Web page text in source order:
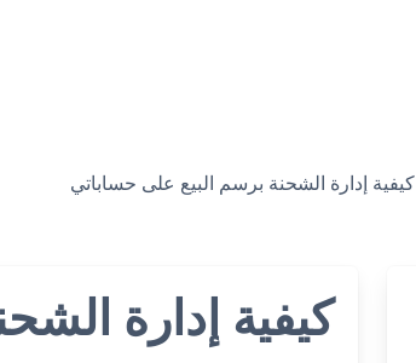
كيفية إدارة الشحنة برسم البيع على حساباتي
كيفية إدارة